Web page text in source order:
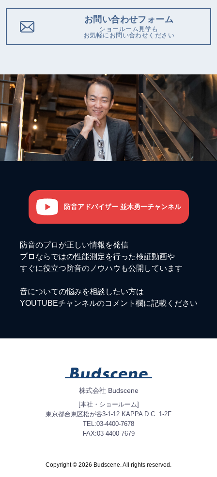
お問い合わせフォーム
ショールーム見学も
お気軽にお問い合わせください
防音アドバイザー 並木勇一チャンネル
防音のプロが正しい情報を発信
プロならではの性能測定を行った検証動画や
すぐに役立つ防音のノウハウも公開しています
音についての悩みを相談したい方は
YOUTUBEチャンネルのコメント欄に記載ください
株式会社 Budscene
[本社・ショールーム]
東京都台東区松が谷3-1-12 KAPPA D.C. 1-2F
TEL:03-4400-7678
FAX:03-4400-7679
Copyright © 2026 Budscene. All rights reserved.